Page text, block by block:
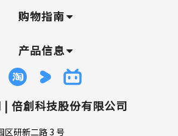
购物指南
产品信息
| 倍創科技股份有限公司
区研新二路 3 号